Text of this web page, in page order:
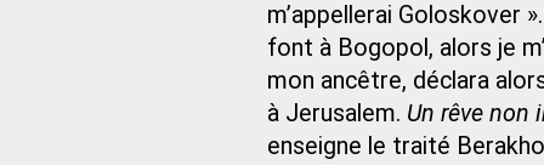
m’appellerai Goloskover
font à Bogopol, alors je
mon ancêtre, déclara
à Jerusalem. Un rêve non
enseigne le traité